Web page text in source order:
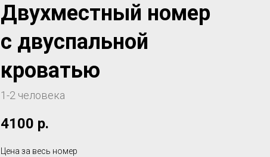
Двухместный номер
с двуспальной
кроватью
1-2 человека
4100 р.
Цена за весь номер